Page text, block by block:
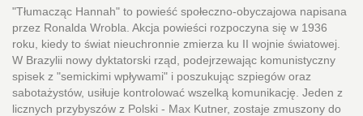
"Tłumacząc Hannah" to powieść społeczno-obyczajowa napisana
przez Ronalda Wrobla. Akcja powieści rozpoczyna się w 1936
roku, kiedy to świat nieuchronnie zmierza ku II wojnie światowej.
W Brazylii nowy dyktatorski rząd, podejrzewając komunistyczny
spisek z "semickimi wpływami" i poszukując szpiegów oraz
sabotażystów, usiłuje kontrolować wszelką komunikację. Jeden z
licznych przybyszów z Polski - Max Kutner, zostaje zmuszony do